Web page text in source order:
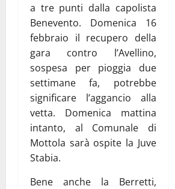
a tre punti dalla capolista
Benevento. Domenica 16
febbraio il recupero della
gara contro l’Avellino,
sospesa per pioggia due
settimane fa, potrebbe
significare l’aggancio alla
vetta. Domenica mattina
intanto, al Comunale di
Mottola sarà ospite la Juve
Stabia.
Bene anche la Berretti,